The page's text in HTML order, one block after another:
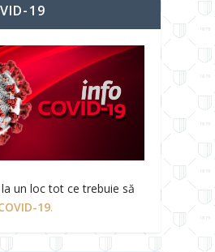
19
un loc tot ce trebuie să
19.